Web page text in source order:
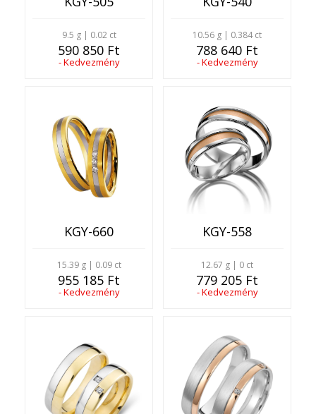
9.5 g | 0.02 ct
590 850 Ft
- Kedvezmény
10.56 g | 0.384 ct
788 640 Ft
- Kedvezmény
KGY-660
15.39 g | 0.09 ct
955 185 Ft
- Kedvezmény
KGY-558
12.67 g | 0 ct
779 205 Ft
- Kedvezmény